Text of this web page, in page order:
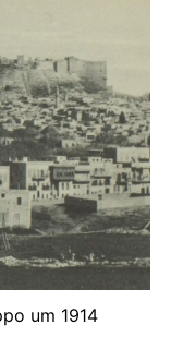
um 1914